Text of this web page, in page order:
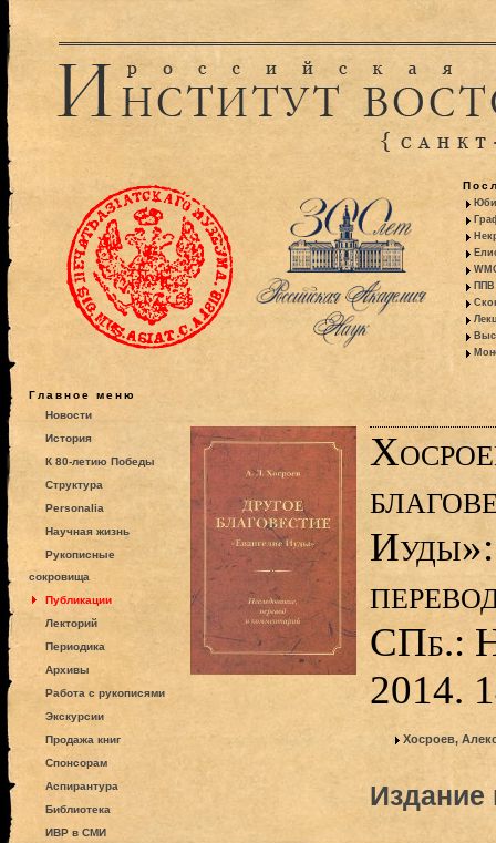
ППВ
Главное меню
Новости
История
К 80-летию Победы
Структура
Personalia
Научная жизнь
Рукописные
сокровища
Публикации
Лекторий
Периодика
Архивы
Работа с рукописями
Экскурсии
Продажа книг
Спонсорам
Аспирантура
Библиотека
ИВР в СМИ
СПб.:
2014.
Хосроев,
Издание